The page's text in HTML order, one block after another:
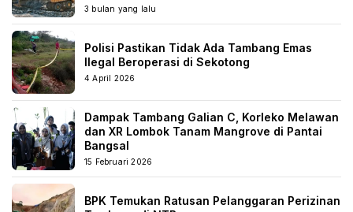
3 bulan yang lalu
Polisi Pastikan Tidak Ada Tambang Emas
Ilegal Beroperasi di Sekotong
4 April 2026
Dampak Tambang Galian C, Korleko Melawan
dan XR Lombok Tanam Mangrove di Pantai
Bangsal
15 Februari 2026
BPK Temukan Ratusan Pelanggaran Perizinan